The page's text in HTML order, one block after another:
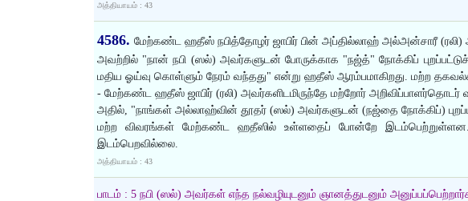
அத்தியாயம் : 43
4586. மேற்கண்ட ஹதீஸ் நபித்தோழர் ஜாபிர் பின் அப்தில்லாஹ் அல்அன்சாரீ (ரலி)
அவற்றில் "நான் நபி (ஸல்) அவர்களுடன் போருக்காக "நஜ்த்" நோக்கிப்
மதிய ஓய்வு கொள்ளும் நேரம் வந்தது" என்று ஹதீஸ் ஆரம்பமாகிறது. மற்ற
- மேற்கண்ட ஹதீஸ் ஜாபிர் (ரலி) அவர்களிடமிருந்தே மற்றோர் அறிவிப்பாளர்தொடர்
அதில், "நாங்கள் அல்லாஹ்வின் தூதர் (ஸல்) அவர்களுடன் (நஜ்தை நோக்கிப்)
மற்ற விவரங்கள் மேற்கண்ட ஹதீஸில் உள்ளதைப் போன்றே இடம்பெற்றுள்ளன.
இடம்பெறவில்லை.
அத்தியாயம் : 43
பாடம் : 5 நபி (ஸல்) அவர்கள் எந்த நல்வழியுடனும் ஞானத்துடனும்